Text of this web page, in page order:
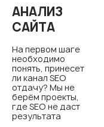
АНАЛИЗ
САЙТА
На первом шаге
необходимо
понять, принесет
ли канал SEO
отдачу? Мы не
берём проекты,
где SEO не даст
результата